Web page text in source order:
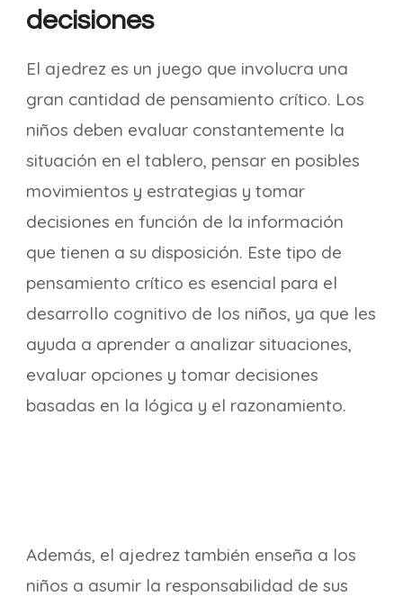
decisiones
El ajedrez es un juego que involucra una
gran cantidad de pensamiento crítico. Los
niños deben evaluar constantemente la
situación en el tablero, pensar en posibles
movimientos y estrategias y tomar
decisiones en función de la información
que tienen a su disposición. Este tipo de
pensamiento crítico es esencial para el
desarrollo cognitivo de los niños, ya que les
ayuda a aprender a analizar situaciones,
evaluar opciones y tomar decisiones
basadas en la lógica y el razonamiento.
Además, el ajedrez también enseña a los
niños a asumir la responsabilidad de sus